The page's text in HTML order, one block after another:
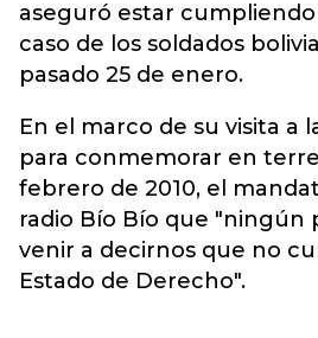
aseguró estar cumpliendo
caso de los soldados
pasado 25 de enero.
En el marco de su visita a
para conmemorar en
febrero de 2010, el
radio Bío Bío que "ningún
venir a decirnos que no
Estado de Derecho".